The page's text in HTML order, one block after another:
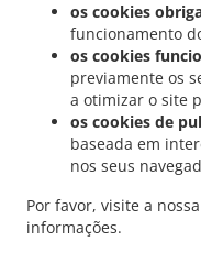
os cookies
funcionamento
os cookies
previamente os
a otimizar o site
os cookies de
baseada em
nos seus
Por favor, visite a nossa
informações.
. Indiana Comida
. Indiana Comida
Entrega Monnerich
Indiana
Entrega Kielen . Indiana
. Indiana Comida Entrega
Reckingen/Mess Ehlange-sur-Mess
Hamm
. Indiana Comida
Indiana Comida Entrega Weiler